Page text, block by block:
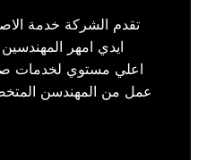
تقدم الشركة خدمة
ايدي امهر
اعلي مستوي لخدمات
عمل من المهندسن